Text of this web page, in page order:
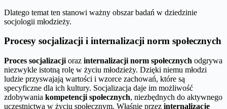
Dlatego temat ten stanowi ważny obszar badań w dziedzinie
socjologii młodzieży.
Procesy socjalizacji i internalizacji norm społecznych
Proces socjalizacji oraz internalizacji norm społecznych odgrywa
niezwykle istotną rolę w życiu młodzieży. Dzięki niemu młodzi
ludzie przyswajają wartości i wzorce zachowań, które są
specyficzne dla ich kultury. Socjalizacja daje im możliwość
zdobywania kompetencji społecznych, niezbędnych do aktywnego
uczestnictwa w życiu społecznym. Właśnie przez internalizację